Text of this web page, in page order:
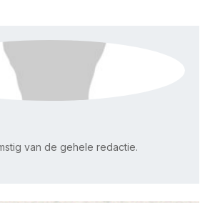
van de gehele redactie.